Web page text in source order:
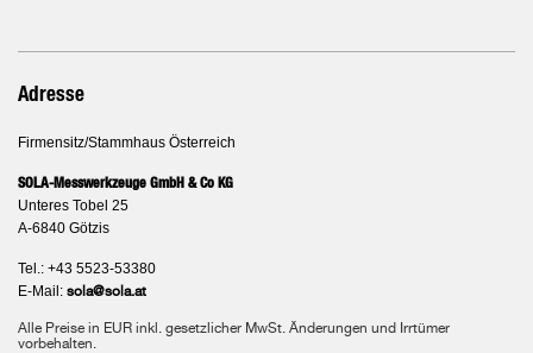
Adresse
Firmensitz/Stammhaus Österreich
SOLA-Messwerkzeuge GmbH & Co KG
Unteres Tobel 25
A-6840 Götzis
Tel.: +43 5523-53380
E-Mail: sola@sola.at
Alle Preise in EUR inkl. gesetzlicher MwSt. Änderungen und Irrtümer
vorbehalten.